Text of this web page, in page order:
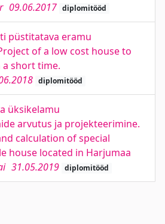
09.06.2017 diplomitööd
püstitatava eramu
of a low cost house to
short time.
diplomitööd
üksikelamu
arvutus ja projekteerimine.
calculation of special
house located in Harjumaa
31.05.2019 diplomitööd